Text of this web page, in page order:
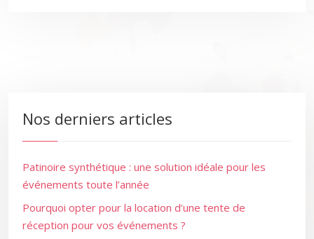
Nos derniers articles
Patinoire synthétique : une solution idéale pour les
événements toute l’année
Pourquoi opter pour la location d’une tente de
réception pour vos événements ?